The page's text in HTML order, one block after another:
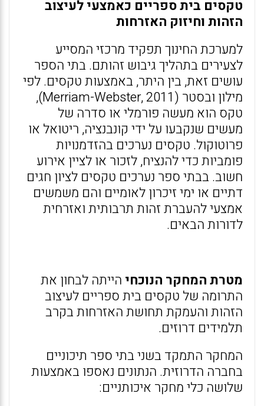
טקסים בית ספריים כאמצעי לעיצוב
הזהות וחיזוק האזרחות
למערכת החינוך תפקיד מרכזי המסייע
לצעירים בתהליך גיבוש זהותם. בתי הספר
עושים זאת, בין היתר, באמצעות טקסים. לפי
מילון ובסטר (Merriam-Webster, 2011),
טקס הוא מעשה פורמלי או סדרה של
מעשים שנקבעו על ידי קונבנציה, ריטואל או
פרוטוקול. טקסים נערכים בהזדמנויות
פומביות כדי להנציח, לזכור או לציין אירוע
חשוב. בבתי ספר נערכים טקסים לציון חגים
דתיים או ימי זיכרון לאומיים והם משמשים
אמצעי להעברת זהות תרבותית ואזרחית
לדורות הבאים.
מטרת המחקר הנוכחי הייתה לבחון את
התרומה של טקסים בית ספריים לעיצוב
הזהות והעמקת תחושת האזרחות בקרב
תלמידים דרוזים.
המחקר התמקד בשני בתי ספר תיכוניים
בחברה הדרוזית. הנתונים נאספו באמצעות
שלושה כלי מחקר איכותניים: